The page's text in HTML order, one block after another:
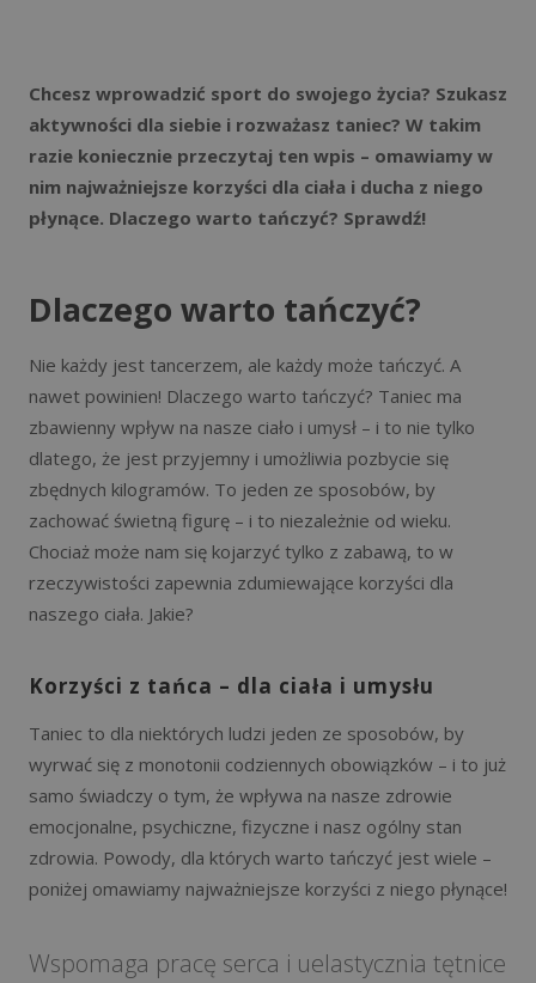
Chcesz wprowadzić sport do swojego życia? Szukasz
aktywności dla siebie i rozważasz taniec? W takim
razie koniecznie przeczytaj ten wpis – omawiamy w
nim najważniejsze korzyści dla ciała i ducha z niego
płynące. Dlaczego warto tańczyć? Sprawdź!
Dlaczego warto tańczyć?
Nie każdy jest tancerzem, ale każdy może tańczyć. A
nawet powinien! Dlaczego warto tańczyć? Taniec ma
zbawienny wpływ na nasze ciało i umysł – i to nie tylko
dlatego, że jest przyjemny i umożliwia pozbycie się
zbędnych kilogramów. To jeden ze sposobów, by
zachować świetną figurę – i to niezależnie od wieku.
Chociaż może nam się kojarzyć tylko z zabawą, to w
rzeczywistości zapewnia zdumiewające korzyści dla
naszego ciała. Jakie?
Korzyści z tańca – dla ciała i umysłu
Taniec to dla niektórych ludzi jeden ze sposobów, by
wyrwać się z monotonii codziennych obowiązków – i to już
samo świadczy o tym, że wpływa na nasze zdrowie
emocjonalne, psychiczne, fizyczne i nasz ogólny stan
zdrowia. Powody, dla których warto tańczyć jest wiele –
poniżej omawiamy najważniejsze korzyści z niego płynące!
Wspomaga pracę serca i uelastycznia tętnice